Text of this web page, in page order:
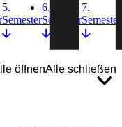
5.
Semester
6.
Semester
7.
Semester
öffnenAlle schließen